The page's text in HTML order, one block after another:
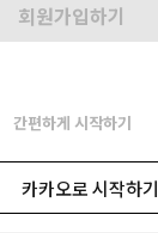
회원가입하기
간편하게 시작하기
카카오로 시작하기